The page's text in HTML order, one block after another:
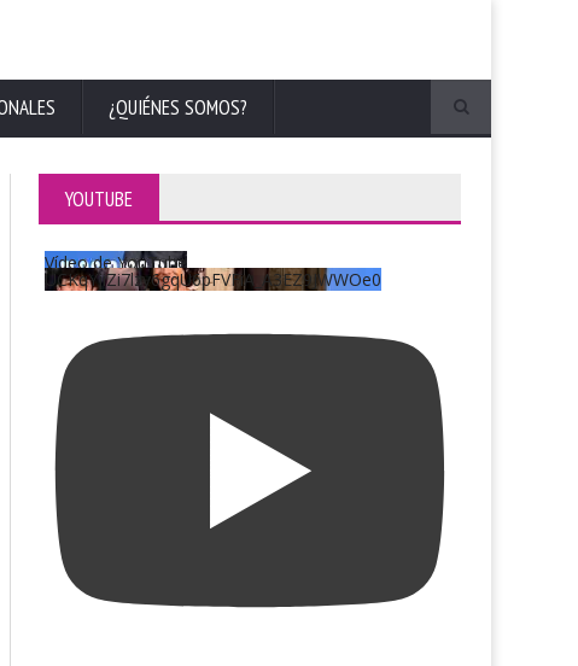
¿QUIÉNES SOMOS?
YOUTUBE
Vídeo de YouTube
UCKqYjiZi7lzy6gqU6pFVFiA_A3EZ9JWWOe0